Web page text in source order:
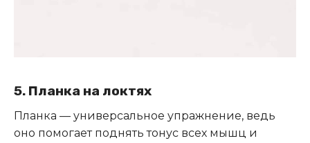
5. Планка на локтях
Планка — универсальное упражнение, ведь
оно помогает поднять тонус всех мышц и